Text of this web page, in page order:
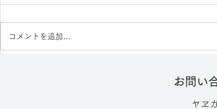
コメントを追加…
お問い
ヤヱ